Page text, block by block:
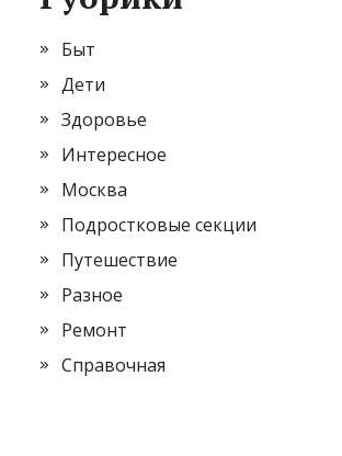
Быт
Дети
Здоровье
Интересное
Москва
Подростковые секции
Путешествие
Разное
Ремонт
Справочная